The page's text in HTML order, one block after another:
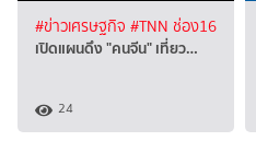
#ข่าวเศรษฐกิจ #TNN ช่อง16
เปิดแผนดึง "คนจีน" เที่ยว…
24